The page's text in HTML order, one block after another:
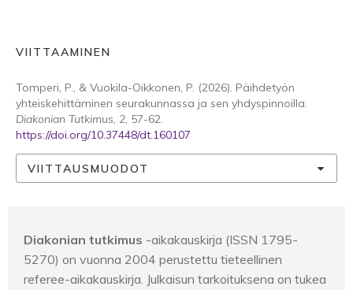
VIITTAAMINEN
Tomperi, P., & Vuokila-Oikkonen, P. (2026). Päihdetyön
yhteiskehittäminen seurakunnassa ja sen yhdyspinnoilla.
Diakonian Tutkimus, 2, 57-62.
https://doi.org/10.37448/dt.160107
VIITTAUSMUODOT
Diakonian tutkimus -aikakauskirja (ISSN 1795-
5270) on vuonna 2004 perustettu tieteellinen
referee-aikakauskirja. Julkaisun tarkoituksena on tukea